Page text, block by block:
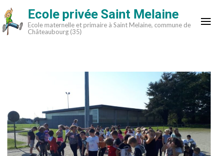
Aller
au
contenu
Ecole privée Saint Melaine
Ecole maternelle et primaire à Saint Melaine, commune de
Châteaubourg (35)